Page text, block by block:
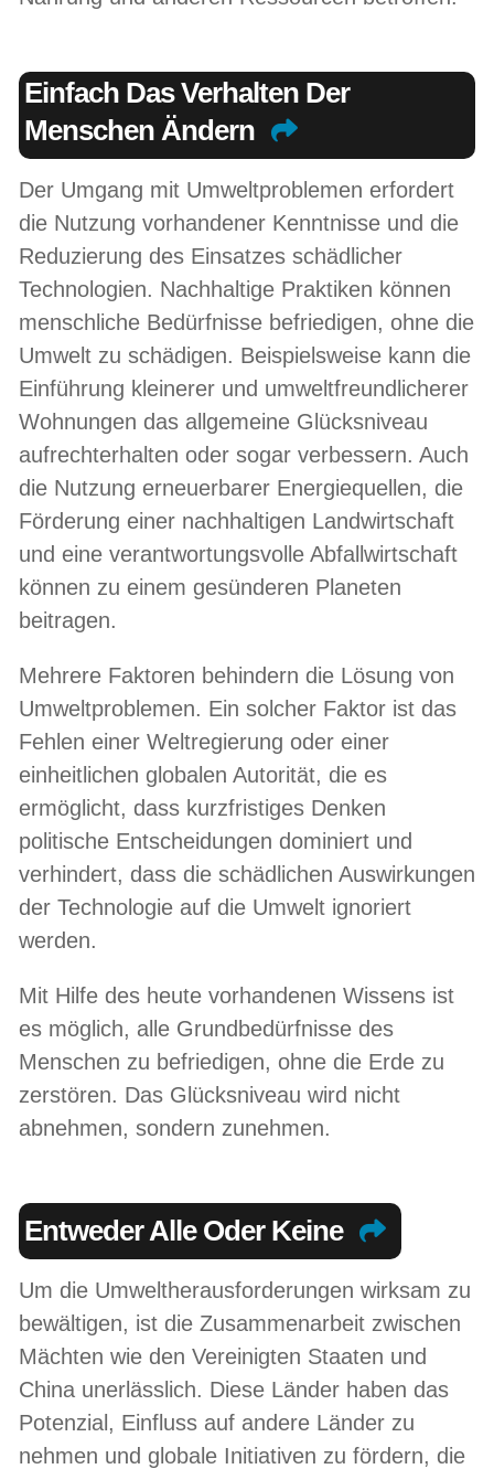
Einfach Das Verhalten Der
Menschen Ändern
Der Umgang mit Umweltproblemen erfordert
die Nutzung vorhandener Kenntnisse und die
Reduzierung des Einsatzes schädlicher
Technologien. Nachhaltige Praktiken können
menschliche Bedürfnisse befriedigen, ohne die
Umwelt zu schädigen. Beispielsweise kann die
Einführung kleinerer und umweltfreundlicherer
Wohnungen das allgemeine Glücksniveau
aufrechterhalten oder sogar verbessern. Auch
die Nutzung erneuerbarer Energiequellen, die
Förderung einer nachhaltigen Landwirtschaft
und eine verantwortungsvolle Abfallwirtschaft
können zu einem gesünderen Planeten
beitragen.
Mehrere Faktoren behindern die Lösung von
Umweltproblemen. Ein solcher Faktor ist das
Fehlen einer Weltregierung oder einer
einheitlichen globalen Autorität, die es
ermöglicht, dass kurzfristiges Denken
politische Entscheidungen dominiert und
verhindert, dass die schädlichen Auswirkungen
der Technologie auf die Umwelt ignoriert
werden.
Mit Hilfe des heute vorhandenen Wissens ist
es möglich, alle Grundbedürfnisse des
Menschen zu befriedigen, ohne die Erde zu
zerstören. Das Glücksniveau wird nicht
abnehmen, sondern zunehmen.
Entweder Alle Oder Keine
Um die Umweltherausforderungen wirksam zu
bewältigen, ist die Zusammenarbeit zwischen
Mächten wie den Vereinigten Staaten und
China unerlässlich. Diese Länder haben das
Potenzial, Einfluss auf andere Länder zu
nehmen und globale Initiativen zu fördern, die